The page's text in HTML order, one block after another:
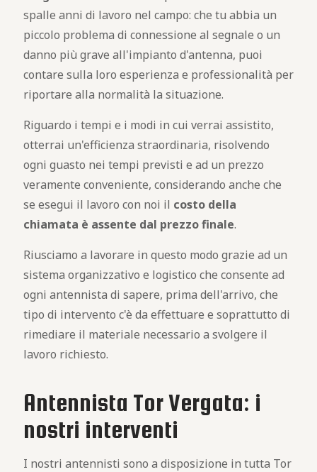
spalle anni di lavoro nel campo: che tu abbia un
piccolo problema di connessione al segnale o un
danno più grave all'impianto d'antenna, puoi
contare sulla loro esperienza e professionalità per
riportare alla normalità la situazione.
Riguardo i tempi e i modi in cui verrai assistito,
otterrai un'efficienza straordinaria, risolvendo
ogni guasto nei tempi previsti e ad un prezzo
veramente conveniente, considerando anche che
se esegui il lavoro con noi il costo della
chiamata è assente dal prezzo finale.
Riusciamo a lavorare in questo modo grazie ad un
sistema organizzativo e logistico che consente ad
ogni antennista di sapere, prima dell'arrivo, che
tipo di intervento c'è da effettuare e soprattutto di
rimediare il materiale necessario a svolgere il
lavoro richiesto.
Antennista Tor Vergata: i
nostri interventi
I nostri antennisti sono a disposizione in tutta Tor